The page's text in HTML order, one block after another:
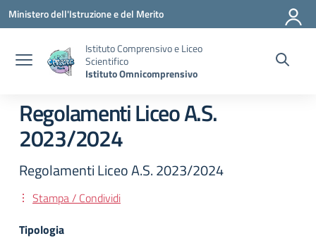
Vai ai contenuti
Vai al menu di navigazione
Vai al footer
Ministero dell'Istruzione e del Merito
Istituto Comprensivo e Liceo
Scientifico
Istituto Omnicomprensivo
Regolamenti Liceo A.S.
2023/2024
Regolamenti Liceo A.S. 2023/2024
Stampa / Condividi
Tipologia